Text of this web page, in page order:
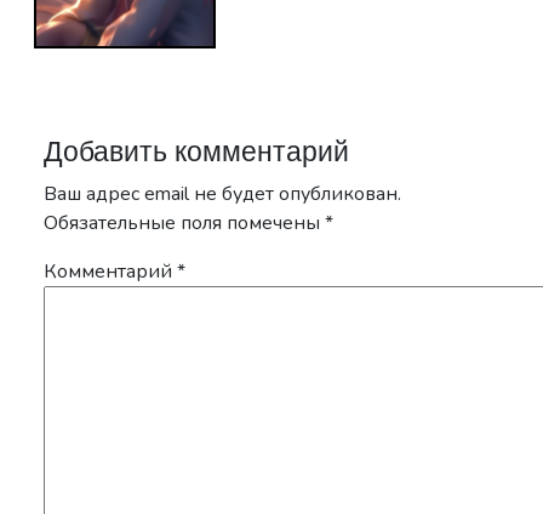
Добавить комментарий
Ваш адрес email не будет опубликован.
Обязательные поля помечены *
Комментарий *